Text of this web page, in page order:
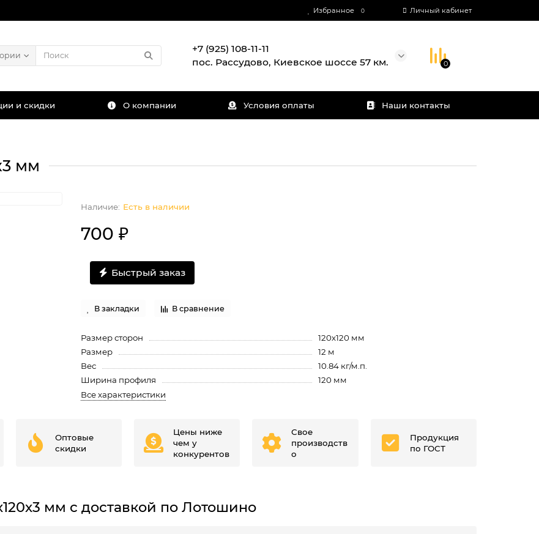
Избранное 0 Личный кабинет
+7 (925) 108-11-11
пос. Рассудово, Киевское шоссе 57 км.
0
и скидки О компании Условия оплаты Наши контакты
мм
Есть в наличии
700 ₽
Быстрый заказ
В закладки В сравнение
Размер сторон
120х120 мм
Размер
12 м
Вес
10.84 кг/м.п.
Ширина профиля
120 мм
Все характеристики
Оптовые
скидки
Цены ниже
чем у
конкурентов
Свое
производств
о
Продукция
по ГОСТ
мм с доставкой по Лотошино